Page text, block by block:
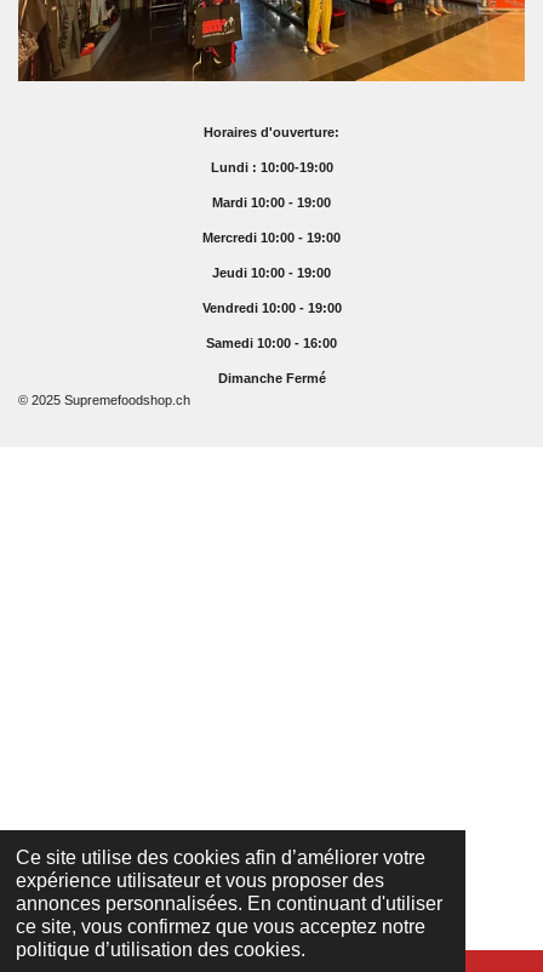
Ce site utilise des cookies afin d’améliorer votre
expérience utilisateur et vous proposer des
annonces personnalisées. En continuant d'utiliser
ce site, vous confirmez que vous acceptez notre
politique d’utilisation des cookies.
Horaires d'ouverture:
Lundi : 10:00-19:00
Mardi 10:00 - 19:00
Mercredi 10:00 - 19:00
Jeudi 10:00 - 19:00
Vendredi 10:00 - 19:00
Samedi 10:00 - 16:00
Dimanche Fermé
© 2025 Supremefoodshop.ch